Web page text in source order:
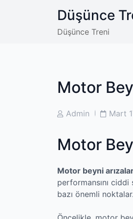
Düşünce
Düşünce Treni
Motor
PostAdmin
PostMart
Motor
Motor beyni
performansını
bazı önemli noktalar.